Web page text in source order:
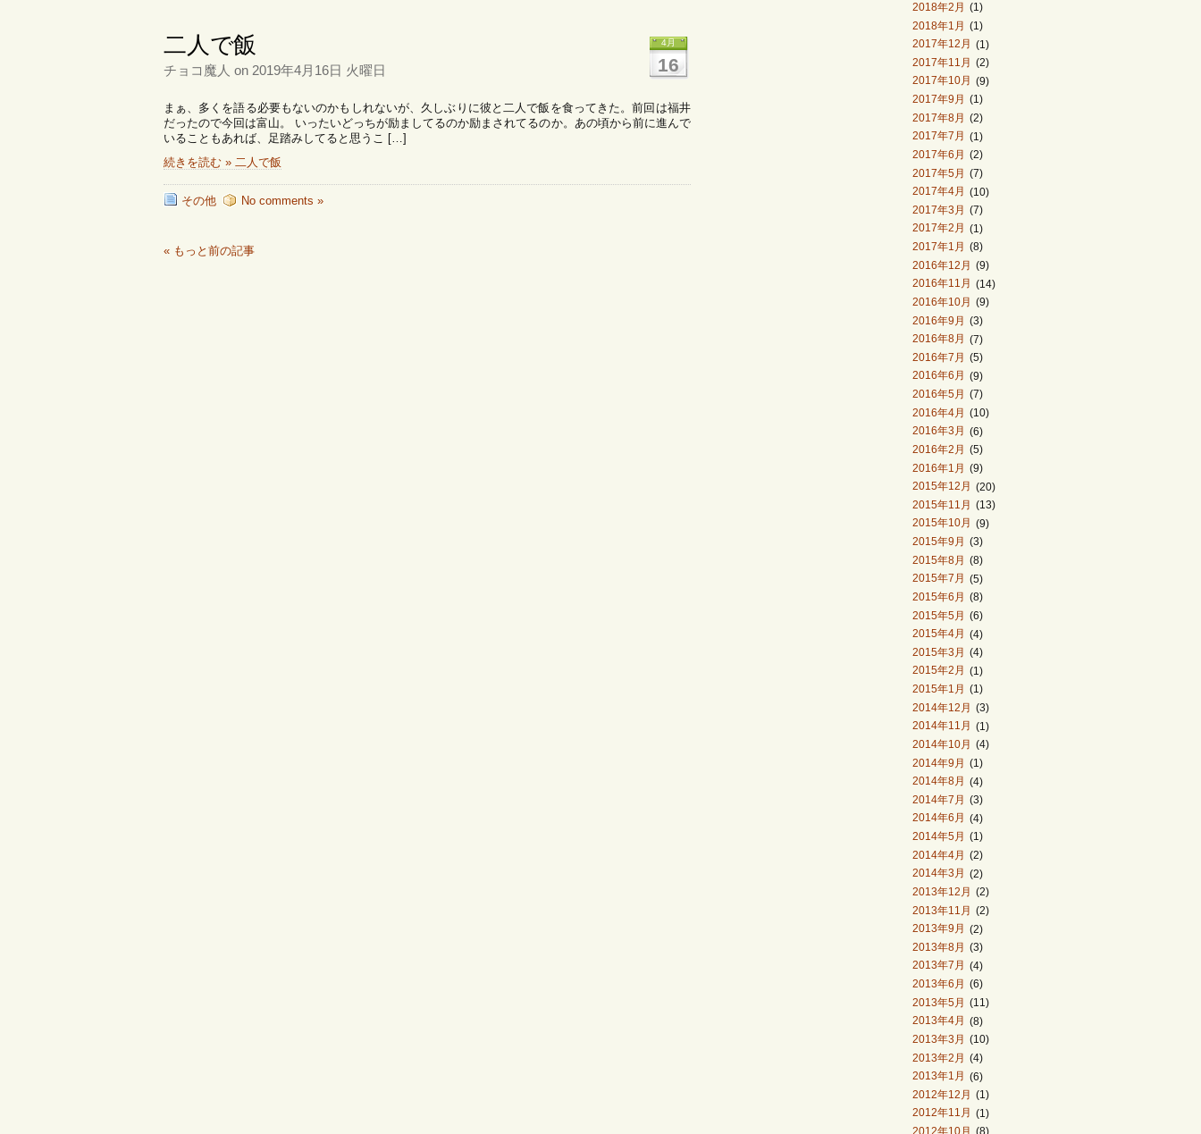
4月
16
二人で飯
チョコ魔人 on 2019年4月16日 火曜日
まぁ、多くを語る必要もないのかもしれないが、久しぶりに彼と二人で飯を食ってきた。前回は福井
だったので今回は富山。 いったいどっちが励ましてるのか励まされてるのか。あの頃から前に進んで
いることもあれば、足踏みしてると思うこ […]
続きを読む » 二人で飯
その他 No comments »
« もっと前の記事
2018年2月
(1)
2018年1月 (1)
2017年12月
(1)
2017年11月
(2)
2017年10月
(9)
2017年9月
(1)
2017年8月 (2)
2017年7月
(1)
2017年6月
(2)
2017年5月 (7)
2017年4月
(10)
2017年3月
(7)
2017年2月
(1)
2017年1月
(8)
2016年12月 (9)
2016年11月
(14)
2016年10月
(9)
2016年9月 (3)
2016年8月
(7)
2016年7月
(5)
2016年6月
(9)
2016年5月
(7)
2016年4月 (10)
2016年3月
(6)
2016年2月
(5)
2016年1月 (9)
2015年12月
(20)
2015年11月
(13)
2015年10月
(9)
2015年9月
(3)
2015年8月 (8)
2015年7月
(5)
2015年6月
(8)
2015年5月 (6)
2015年4月
(4)
2015年3月
(4)
2015年2月
(1)
2015年1月
(1)
2014年12月 (3)
2014年11月
(1)
2014年10月
(4)
2014年9月 (1)
2014年8月
(4)
2014年7月
(3)
2014年6月
(4)
2014年5月
(1)
2014年4月 (2)
2014年3月
(2)
2013年12月
(2)
2013年11月 (2)
2013年9月
(2)
2013年8月
(3)
2013年7月
(4)
2013年6月
(6)
2013年5月 (11)
2013年4月
(8)
2013年3月
(10)
2013年2月 (4)
2013年1月
(6)
2012年12月
(1)
2012年11月
(1)
2012年10月
(8)